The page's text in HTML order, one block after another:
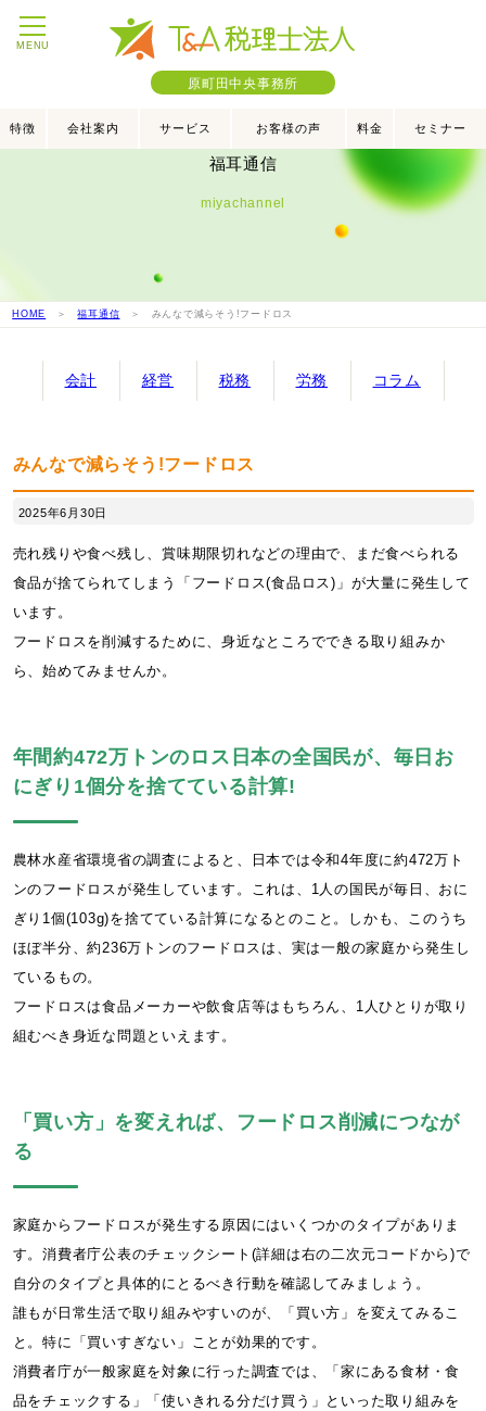
MENU
原町田中央事務所
特徴 会社案内 サービス お客様の声 料金 セミナー
福耳通信
miyachannel
HOME ＞福耳通信 ＞ みんなで減らそう!フードロス
会計 経営 税務 労務 コラム
みんなで減らそう!フードロス
2025年6月30日
売れ残りや食べ残し、賞味期限切れなどの理由で、まだ食べられる
食品が捨てられてしまう「フードロス(食品ロス)」が大量に発生して
います。
フードロスを削減するために、身近なところでできる取り組みか
ら、始めてみませんか。
年間約472万トンのロス日本の全国民が、毎日お
にぎり1個分を捨てている計算!
農林水産省環境省の調査によると、日本では令和4年度に約472万ト
ンのフードロスが発生しています。これは、1人の国民が毎日、おに
ぎり1個(103g)を捨てている計算になるとのこと。しかも、このうち
ほぼ半分、約236万トンのフードロスは、実は一般の家庭から発生し
ているもの。
フードロスは食品メーカーや飲食店等はもちろん、1人ひとりが取り
組むべき身近な問題といえます。
「買い方」を変えれば、フードロス削減につなが
る
家庭からフードロスが発生する原因にはいくつかのタイプがありま
す。消費者庁公表のチェックシート(詳細は右の二次元コードから)で
自分のタイプと具体的にとるべき行動を確認してみましょう。
誰もが日常生活で取り組みやすいのが、「買い方」を変えてみるこ
と。特に「買いすぎない」ことが効果的です。
消費者庁が一般家庭を対象に行った調査では、「家にある食材・食
品をチェックする」「使いきれる分だけ買う」といった取り組みを